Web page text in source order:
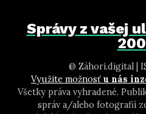
Správy z vašej
@ Záhori.digital |
Využite možnosť u nás
Všetky práva vyhradené.
správ a/alebo fotografií